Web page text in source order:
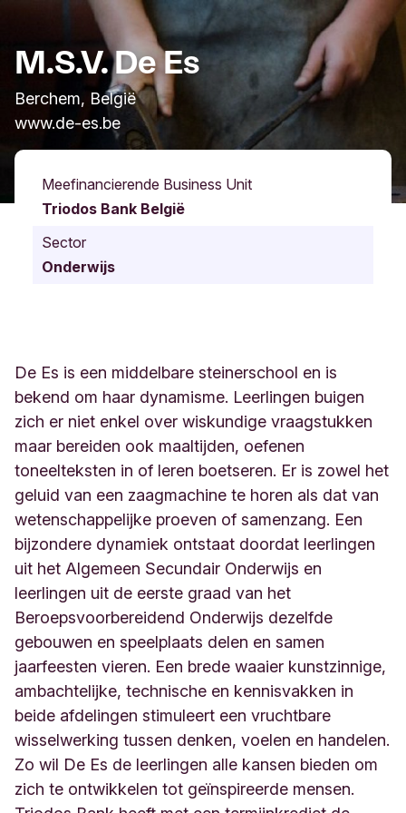
M.S.V. De Es
Berchem, België
www.de-es.be
Meefinancierende Business Unit
Triodos Bank België
Sector
Onderwijs
De Es is een middelbare steinerschool en is
bekend om haar dynamisme. Leerlingen buigen
zich er niet enkel over wiskundige vraagstukken
maar bereiden ook maaltijden, oefenen
toneelteksten in of leren boetseren. Er is zowel het
geluid van een zaagmachine te horen als dat van
wetenschappelijke proeven of samenzang. Een
bijzondere dynamiek ontstaat doordat leerlingen
uit het Algemeen Secundair Onderwijs en
leerlingen uit de eerste graad van het
Beroepsvoorbereidend Onderwijs dezelfde
gebouwen en speelplaats delen en samen
jaarfeesten vieren. Een brede waaier kunstzinnige,
ambachtelijke, technische en kennisvakken in
beide afdelingen stimuleert een vruchtbare
wisselwerking tussen denken, voelen en handelen.
Zo wil De Es de leerlingen alle kansen bieden om
zich te ontwikkelen tot geïnspireerde mensen.